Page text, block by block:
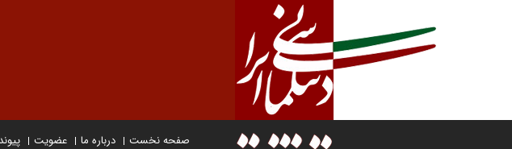
صفحه نخست درباره ما عضویت